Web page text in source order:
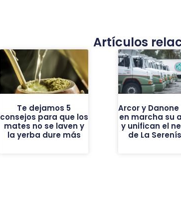
Artículos
Te dejamos 5
consejos para que los
mates no se laven y
la yerba dure más
Arcor y
en marcha su
y unifican el
de La